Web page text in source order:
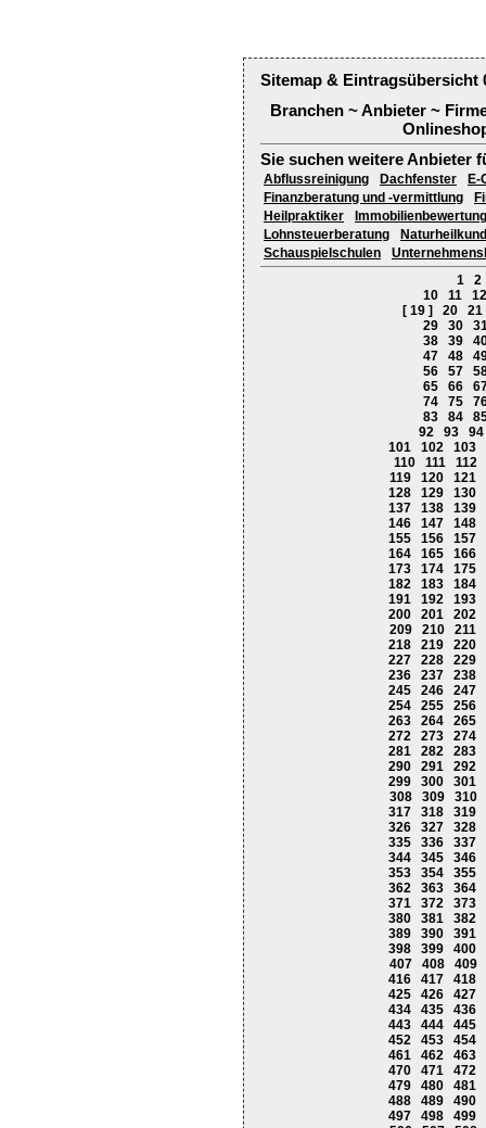
Sitemap & Eintragsübersicht
Branchen ~ Anbieter ~
Sie suchen weitere Anbieter
Abflussreinigung Dachfenster
E-
Finanzberatung und -vermittlung
Heilpraktiker
Immobilienbewertung
Lohnsteuerberatung
Schauspielschulen
1
2
10
11
12
[ 19 ]
20
21
29
30
38
39
47
48
56
57
65
66
74
75
83
84
92
93
94
101
102
103
110
111
112
119
120 121
128
129
130
137
138
139
146
147
148
155
156
157
164
165
166
173
174
175
182
183
184
191
192
193
200
201
202
209
210 211
218
219
220
227
228
229
236
237
238
245
246
247
254
255
256
263
264
265
272
273
274
281
282
283
290
291
292
299
300
301
308
309
310
317
318
319
326
327
328
335
336
337
344
345
346
353
354
355
362
363
364
371
372
373
380
381
382
389
390
391
398
399
400
407
408
409
416
417
418
425
426
427
434
435
436
443
444
445
452
453
454
461
462
463
470
471
472
479
480
481
488
489
490
497
498
499